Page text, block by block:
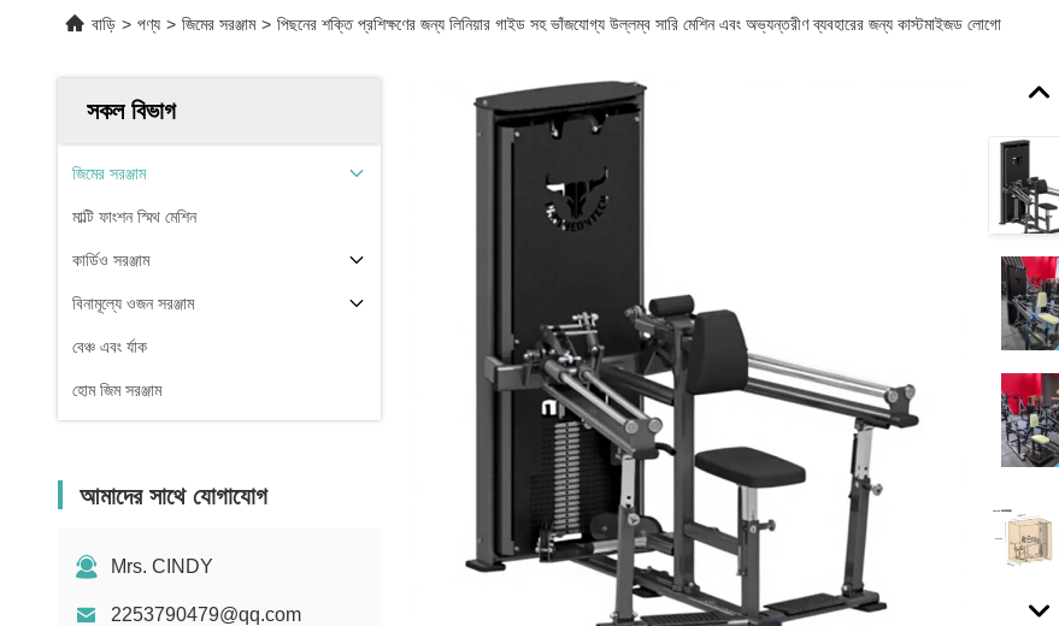
বাড়ি > পণ্য > জিমের সরঞ্জাম > পিছনের শক্তি প্রশিক্ষণের জন্য লিনিয়ার গাইড সহ ভাঁজযোগ্য উল্লম্ব সারি মেশিন এবং অভ্যন্তরীণ ব্যবহারের জন্য কাস্টমাইজড লোগো
সকল বিভাগ
জিমের সরঞ্জাম
মাল্টি ফাংশন স্মিথ মেশিন
কার্ডিও সরঞ্জাম
বিনামূল্যে ওজন সরঞ্জাম
বেঞ্চ এবং র্যাক
হোম জিম সরঞ্জাম
আমাদের সাথে যোগাযোগ
Mrs. CINDY
2253790479@qq.com